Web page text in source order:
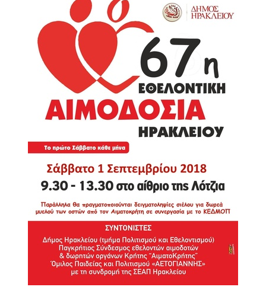
2013
2010
2006
ΤΟΠΟΣ
ΠΟΛΙΤΙΣΜΟΣ
ΑΝΘΕΚΤΙΚΗ